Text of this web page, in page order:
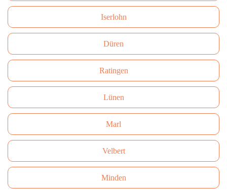
Iserlohn
Düren
Ratingen
Lünen
Marl
Velbert
Minden